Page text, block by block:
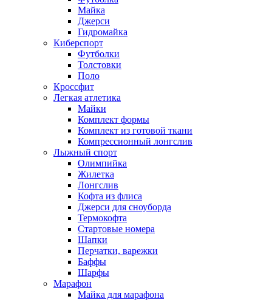
Майка
Джерси
Гидромайка
Киберспорт
Футболки
Толстовки
Поло
Кроссфит
Легкая атлетика
Майки
Комплект формы
Комплект из готовой ткани
Компрессионный лонгслив
Лыжный спорт
Олимпийка
Жилетка
Лонгслив
Кофта из флиса
Джерси для сноуборда
Термокофта
Стартовые номера
Шапки
Перчатки, варежки
Баффы
Шарфы
Марафон
Майка для марафона